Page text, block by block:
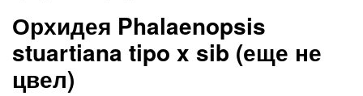
Орхидея Phalaenopsis
stuartiana tipo x sib (еще не
цвел)